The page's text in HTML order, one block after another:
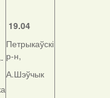
19.04
Петрыкаўскі
р-н,
А.Шэўчык